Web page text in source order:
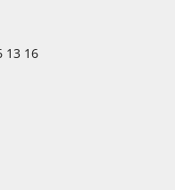
13 16